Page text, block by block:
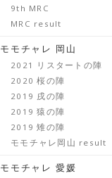
9th MRC
MRC result
モモチャレ 岡山
2021 リスタートの陣
2020 桜の陣
2019 戌の陣
2019 猿の陣
2019 雉の陣
モモチャレ岡山 result
モモチャレ 愛媛